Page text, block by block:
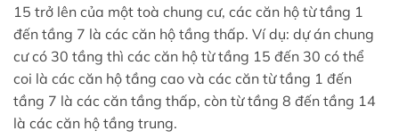
15 trở lên của một toà chung cư, các căn hộ từ tầng 1
đến tầng 7 là các căn hộ tầng thấp. Ví dụ: dự án chung
cư có 30 tầng thì các căn hộ từ tầng 15 đến 30 có thể
coi là các căn hộ tầng cao và các căn từ tầng 1 đến
tầng 7 là các căn tầng thấp, còn từ tầng 8 đến tầng 14
là các căn hộ tầng trung.